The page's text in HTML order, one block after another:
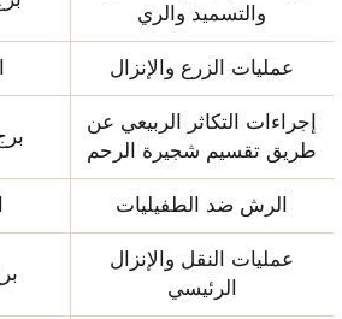
والتسميد والري
عمليات الزرع والإنزال
إجراءات التكاثر الربيعي عن
طريق تقسيم شجيرة الرحم
الرش ضد الطفيليات
عمليات النقل والإنزال
الرئيسي